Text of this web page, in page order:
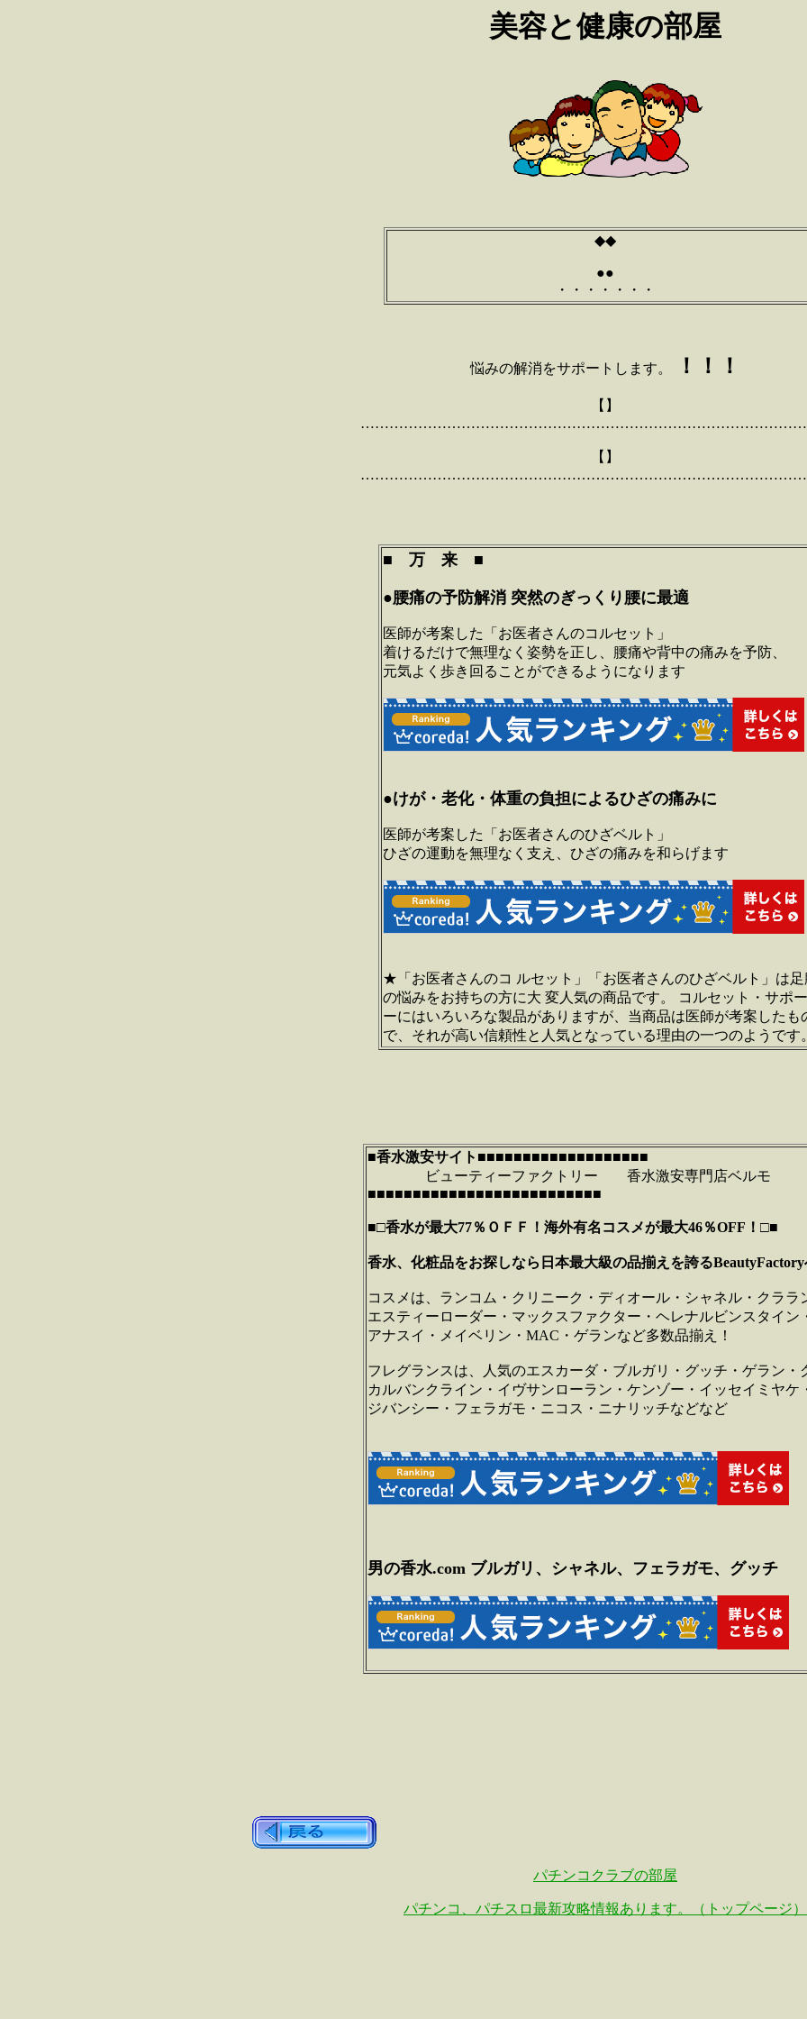
美容と健康の部屋
◆◆
●●
・・・・・・・
悩みの解消をサポートします。 ！！！
【】
【】
■ 万 来 ■
●腰痛の予防解消 突然のぎっくり腰に最適
医師が考案した「お医者さんのコルセット」
着けるだけで無理なく姿勢を正し、腰痛や背中の痛みを予防、
元気よく歩き回ることができるようになります
●けが・老化・体重の負担によるひざの痛みに
医師が考案した「お医者さんのひざベルト」
ひざの運動を無理なく支え、ひざの痛みを和らげます
★「お医者さんのコ ルセット」「お医者さんのひざベルト」は足
の悩みをお持ちの方に大 変人気の商品です。 コルセット・サポ
ーにはいろいろな製品がありますが、当商品は医師が考案したも
で、それが高い信頼性と人気となっている理由の一つのようです。
■香水激安サイト ■■■■■■■■■■■■■■■■■■■
ビューティーファクトリー 香水激安専門店ベルモ
■■■■■■■■■■■■■■■■■■■■■■■■■■
■□香水が最大77％ＯＦＦ！海外有名コスメが最大46％OFF！ □■
香水、化粧品をお探しなら日本最大級の品揃えを誇るBeautyFactory
コスメは、ランコム・クリニーク・ディオール・シャネル・クララ
エスティーローダー・マックスファクター・ヘレナルビンスタイン
アナスイ・メイベリン・MAC・ゲランなど多数品揃え！
フレグランスは、人気のエスカーダ・ブルガリ・グッチ・ゲラン・
カルバンクライン・イヴサンローラン・ケンゾー・イッセイミヤケ
ジバンシー・フェラガモ・ニコス・ニナリッチなどなど
男の香水.com ブルガリ、シャネル、フェラガモ、グッチ
パチンコクラブの部屋
パチンコ、パチスロ最新攻略情報あります。（トップページ）